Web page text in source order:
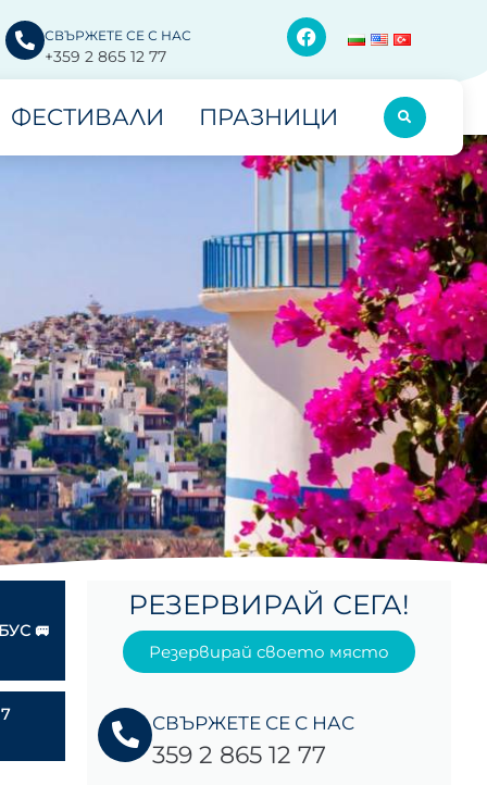
СВЪРЖЕТЕ СЕ С НАС
+359 2 865 12 77
ФЕСТИВАЛИ ПРАЗНИЦИ
🚐
РЕЗЕРВИРАЙ СЕГА!
Резервирай своето място
СВЪРЖЕТЕ СЕ С НАС
359 2 865 12 77